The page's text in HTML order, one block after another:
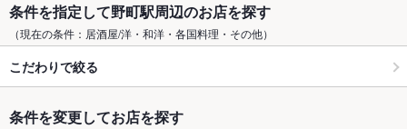
条件を指定して野町駅周辺のお店を探す
（現在の条件：居酒屋/洋・和洋・各国料理・その他）
こだわりで絞る
条件を変更してお店を探す